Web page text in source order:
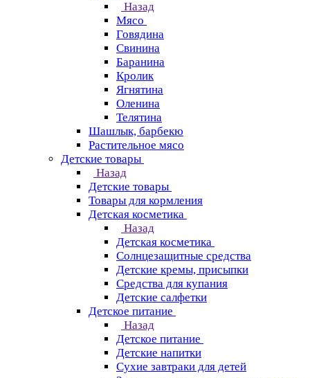
Назад
Мясо
Говядина
Свинина
Баранина
Кролик
Ягнятина
Оленина
Телятина
Шашлык, барбекю
Растительное мясо
Детские товары
Назад
Детские товары
Товары для кормления
Детская косметика
Назад
Детская косметика
Солнцезащитные средства
Детские кремы, присыпки
Средства для купания
Детские салфетки
Детское питание
Назад
Детское питание
Детские напитки
Сухие завтраки для детей